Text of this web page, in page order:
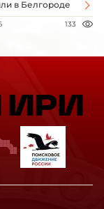
в Белгороде
133